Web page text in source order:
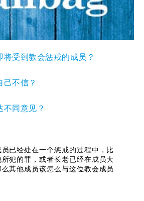
将受到教会惩戒的成员？
不信？
同意见？
已经处在一个惩戒的过程中，比
犯的罪，或者长老已经在成员大
其他成员该怎么与这位教会成员